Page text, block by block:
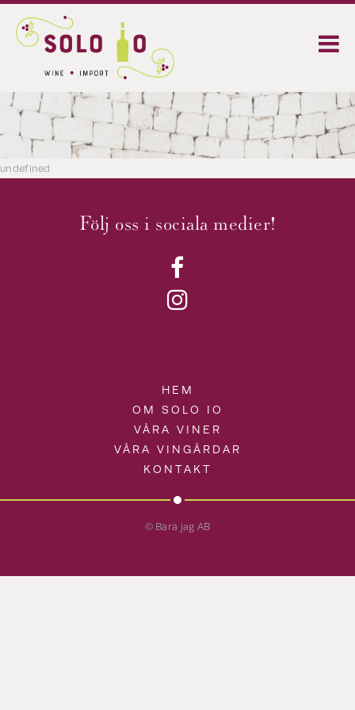
undefined
Följ oss i sociala medier!
HEM
OM SOLO IO
VÅRA VINER
VÅRA VINGÅRDAR
KONTAKT
© Bara jag AB